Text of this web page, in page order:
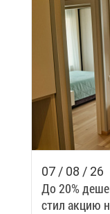
07 / 08 / 26
До 20%
стил ак­цию